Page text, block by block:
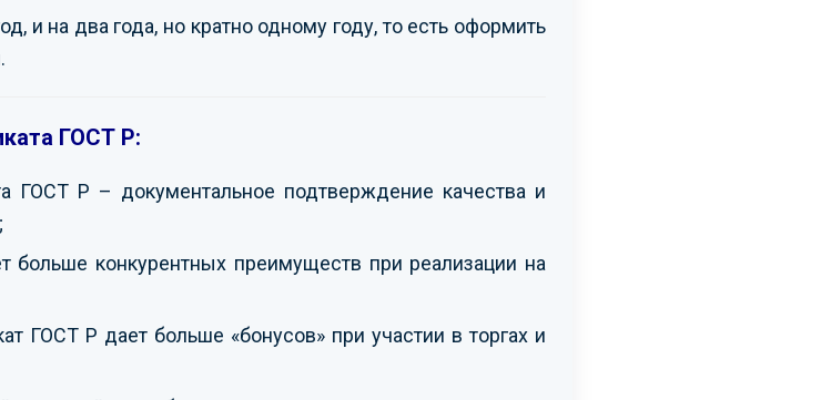
и на два года, но кратно одному году, то есть оформить
ГОСТ Р:
ГОСТ Р – документальное подтверждение качества и
больше конкурентных преимуществ при реализации на
ГОСТ Р дает больше «бонусов» при участии в торгах и